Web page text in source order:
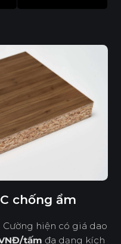
chống ẩm
Cường hiện có giá dao
tấm đa dạng kích